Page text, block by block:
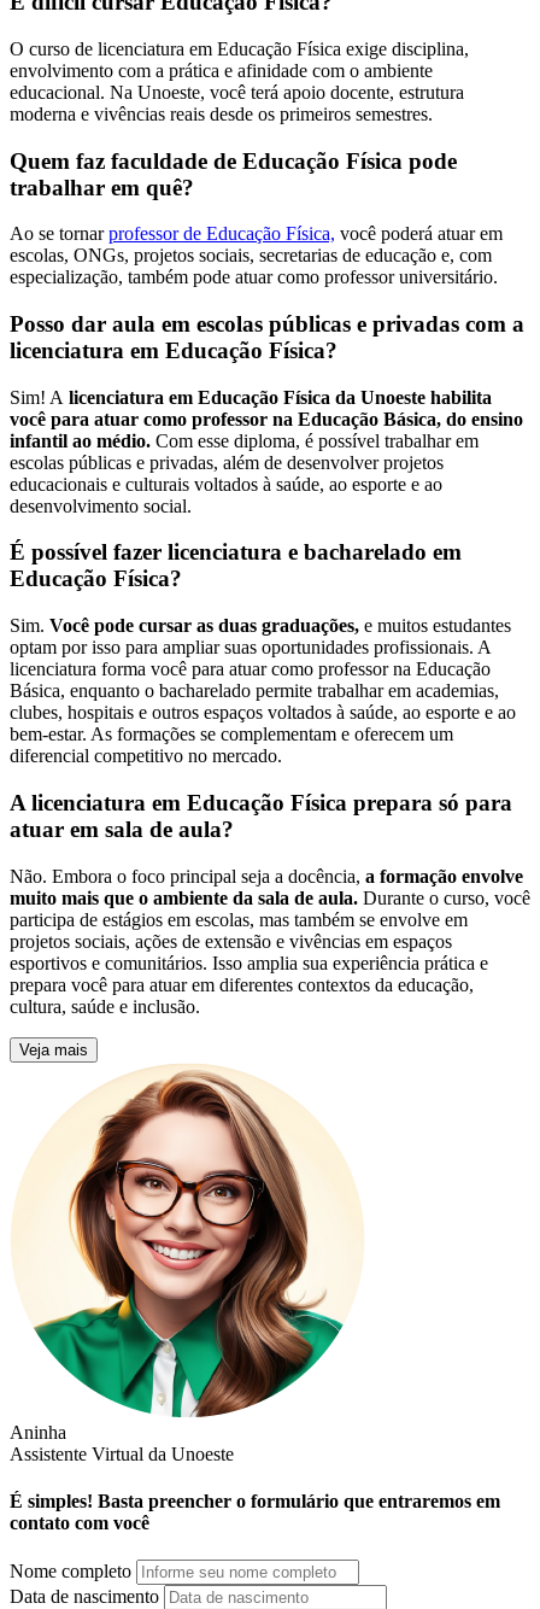
O curso de licenciatura em Educação Física exige disciplina,
envolvimento com a prática e afinidade com o ambiente
educacional. Na Unoeste, você terá apoio docente, estrutura
moderna e vivências reais desde os primeiros semestres.
Quem faz faculdade de Educação Física pode
trabalhar em quê?
Ao se tornarprofessor de Educação Física, você poderá atuar em
escolas, ONGs, projetos sociais, secretarias de educação e, com
especialização, também pode atuar como professor universitário.
Posso dar aula em escolas públicas e privadas com a
licenciatura em Educação Física?
Sim! A licenciatura em Educação Física da Unoeste habilita
você para atuar como professor na Educação Básica, do ensino
infantil ao médio. Com esse diploma, é possível trabalhar em
escolas públicas e privadas, além de desenvolver projetos
educacionais e culturais voltados à saúde, ao esporte e ao
desenvolvimento social.
É possível fazer licenciatura e bacharelado em
Educação Física?
Sim. Você pode cursar as duas graduações, e muitos estudantes
optam por isso para ampliar suas oportunidades profissionais. A
licenciatura forma você para atuar como professor na Educação
Básica, enquanto o bacharelado permite trabalhar em academias,
clubes, hospitais e outros espaços voltados à saúde, ao esporte e ao
bem-estar. As formações se complementam e oferecem um
diferencial competitivo no mercado.
A licenciatura em Educação Física prepara só para
atuar em sala de aula?
Não. Embora o foco principal seja a docência, a formação envolve
muito mais que o ambiente da sala de aula. Durante o curso, você
participa de estágios em escolas, mas também se envolve em
projetos sociais, ações de extensão e vivências em espaços
esportivos e comunitários. Isso amplia sua experiência prática e
prepara você para atuar em diferentes contextos da educação,
cultura, saúde e inclusão.
Veja mais
Aninha
Assistente Virtual da Unoeste
É simples! Basta preencher o formulário que entraremos em
contato com você
Nome completo
Data de nascimento